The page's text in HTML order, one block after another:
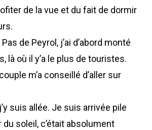
de la vue et du fait de dormir
de Peyrol, j’ai d’abord monté
là où il y’a le plus de touristes.
m’a conseillé d’aller sur
suis allée. Je suis arrivée pile
soleil, c’était absolument